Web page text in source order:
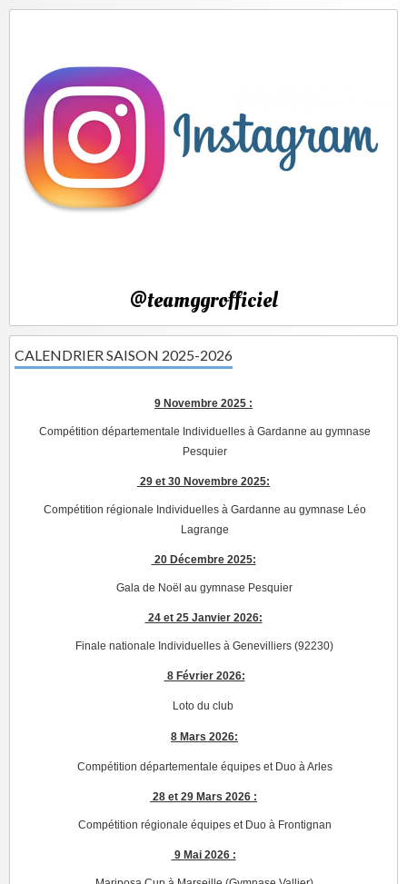
@teamggrofficiel
CALENDRIER SAISON 2025-2026
9 Novembre 2025 :
Compétition départementale Individuelles à Gardanne au gymnase
Pesquier
29 et 30 Novembre 2025:
Compétition régionale Individuelles à Gardanne au gymnase Léo
Lagrange
20 Décembre 2025:
Gala de Noël au gymnase Pesquier
24 et 25 Janvier 2026:
Finale nationale Individuelles à Genevilliers (92230)
8 Février 2026:
Loto du club
8 Mars 2026:
Compétition départementale équipes et Duo à Arles
28 et 29 Mars 2026 :
Compétition régionale équipes et Duo à Frontignan
9 Mai 2026 :